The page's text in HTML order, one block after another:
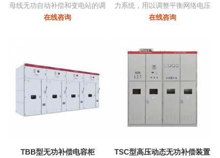
母线无功自动补偿和变电站的调
压
在线咨询
力系统，用以调整平衡网络电压
提高功率因数降低损耗提高供电
在线咨询
TBB型无功补偿电容柜 TSC型高压动态无功补偿装置